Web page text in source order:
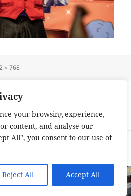
your browsing experience,
content, and analyse our
All", you consent to our use of
Reject All Accept All
× 768
beliebt wie eh und